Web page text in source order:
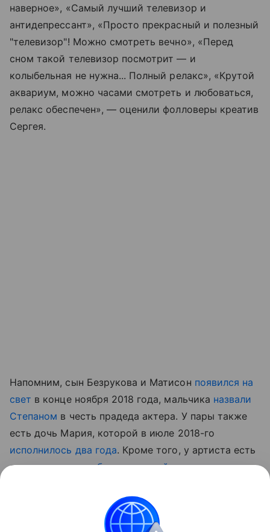
наверное», «Самый лучший телевизор и
антидепрессант», «Просто прекрасный и полезный
"телевизор"! Можно смотреть вечно», «Перед
сном такой телевизор посмотрит — и
колыбельная не нужна... Полный релакс», «Крутой
аквариум, можно часами смотреть и любоваться,
релакс обеспечен», — оценили фолловеры креатив
Сергея.
Напомним, сын Безрукова и Матисон появился на
свет в конце ноября 2018 года, мальчика назвали
Степаном в честь прадеда актера. У пары также
есть дочь Мария, которой в июле 2018-го
исполнилось два года. Кроме того, у артиста есть
двое старшихвнебрачных детей.
Какие детские фото не стоит
выкладывать в соцсети